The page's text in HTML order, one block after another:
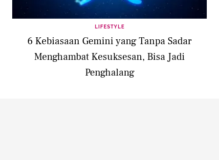
LIFESTYLE
6 Kebiasaan Gemini yang Tanpa Sadar
Menghambat Kesuksesan, Bisa Jadi
Penghalang